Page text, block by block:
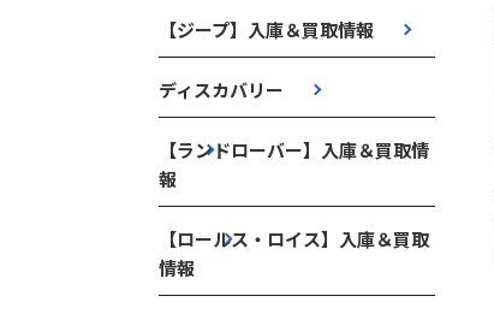
【ジープ】入庫＆買取情報
ディスカバリー
【ランドローバー】入庫＆買取情
報
【ロールス・ロイス】入庫＆買取
情報